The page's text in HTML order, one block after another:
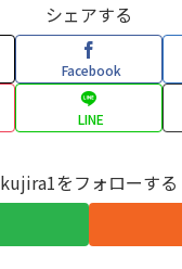
シェアする
Facebook
LINE
kujira1をフォローする